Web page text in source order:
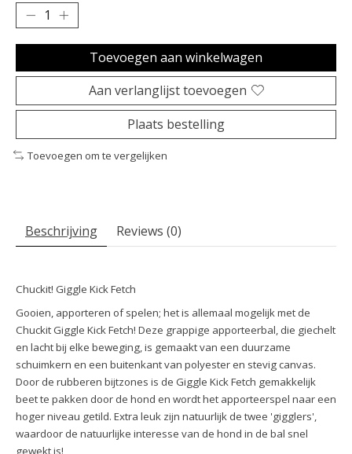
Toevoegen aan winkelwagen
Aan verlanglijst toevoegen
Plaats bestelling
Toevoegen om te vergelijken
Beschrijving Reviews (0)
Chuckit! Giggle Kick Fetch
Gooien, apporteren of spelen; het is allemaal mogelijk met de
Chuckit Giggle Kick Fetch! Deze grappige apporteerbal, die giechelt
en lacht bij elke beweging, is gemaakt van een duurzame
schuimkern en een buitenkant van polyester en stevig canvas.
Door de rubberen bijtzones is de Giggle Kick Fetch gemakkelijk
beet te pakken door de hond en wordt het apporteerspel naar een
hoger niveau getild. Extra leuk zijn natuurlijk de twee 'gigglers',
waardoor de natuurlijke interesse van de hond in de bal snel
gewekt is!